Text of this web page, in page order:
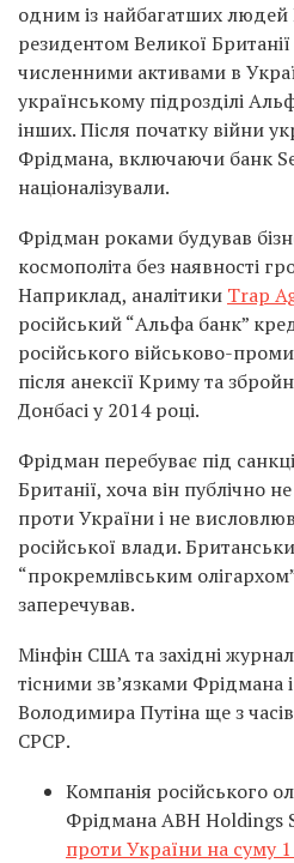
одним із найбагатших людей
резидентом Великої Британії
численними активами в
українському підрозділі
інших. Після початку війни
Фрідмана, включаючи банк
націоналізували.
Фрідман роками будував
космополіта без наявності
Наприклад, аналітики Trap
російський “Альфа банк”
російського військово-
після анексії Криму та
Донбасі у 2014 році.
Фрідман перебуває під
Британії, хоча він публічно
проти України і не
російської влади.
“прокремлівським
заперечував.
Мінфін США та західні
тісними зв’язками Фрідмана
Володимира Путіна ще з
СРСР.
Компанія російського
Фрідмана ABH Holdings
проти України на суму